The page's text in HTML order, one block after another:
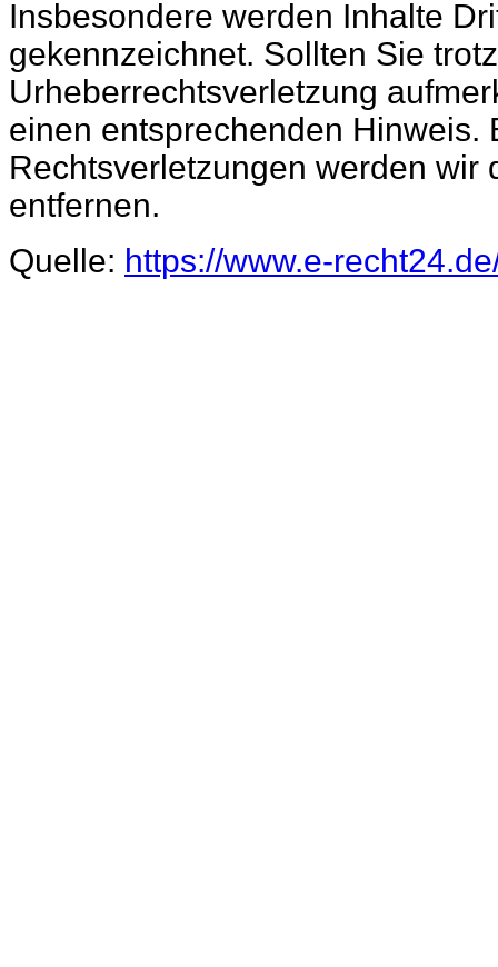
Insbesondere werden Inhalte
gekennzeichnet. Sollten Sie
Urheberrechtsverletzung
einen entsprechenden Hinweis.
Rechtsverletzungen werden wir
entfernen.
Quelle: https://www.e-